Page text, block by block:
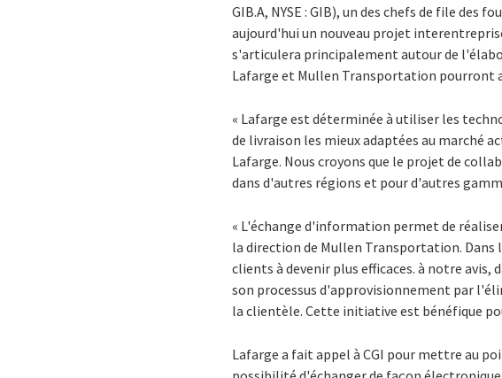
GIB.A, NYSE : GIB), un des chefs de file des
aujourd'hui un nouveau projet
s'articulera principalement autour de
Lafarge et Mullen Transportation pourront
« Lafarge est déterminée à utiliser les
de livraison les mieux adaptées au marché
Lafarge. Nous croyons que le projet de
dans d'autres régions et pour d'autres
« L'échange d'information permet de
la direction de Mullen Transportation. Dans
clients à devenir plus efficaces. à notre
son processus d'approvisionnement par
la clientèle. Cette initiative est bénéfique
Lafarge a fait appel à CGI pour mettre au